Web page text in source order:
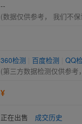
--
(数据仅供参考， 我们不
360检测 百度检测 QQ
(第三方数据检测仅供参考
¥
正在出售 成交历史